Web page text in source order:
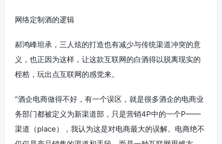
网络定制酒的逻辑
郝鸿峰坦承，三人炫的打造也有减少与传统渠道冲突的意
义，也正因为这样，让这款互联网的白酒得以脱离现实的
桎梏，玩出点互联网的感觉来。
“酒企电商做得不好，有一个误区，就是很多酒企的电商业
务部门都被定义为新渠道部，只是营销4P中的一个P——
渠道（place），我认为这是对电商最大的误解。电商绝不